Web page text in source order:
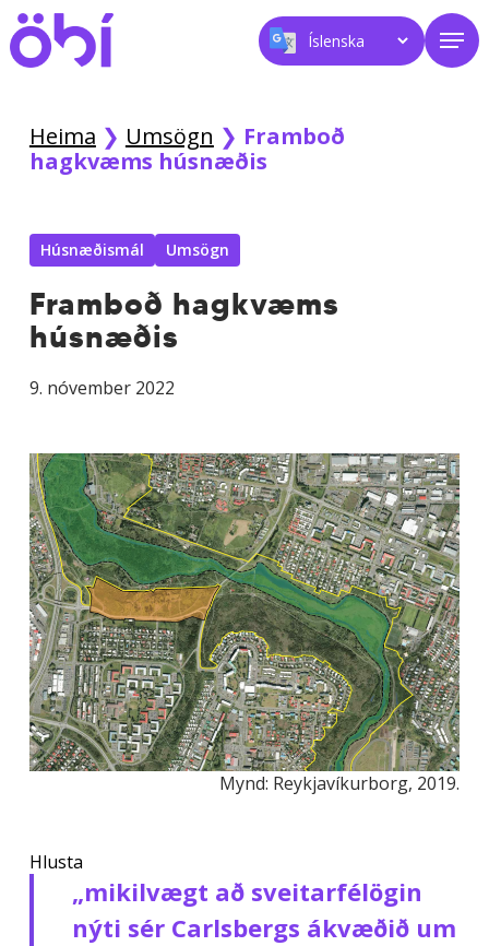
Skip
to
main
Heima ❯ Umsögn ❯ Framboð
hagkvæms húsnæðis
Húsnæðismál Umsögn
Framboð hagkvæms
húsnæðis
9. nóvember 2022
Mynd: Reykjavíkurborg, 2019.
Hlusta
„mikilvægt að sveitarfélögin
nýti sér Carlsbergs ákvæðið um